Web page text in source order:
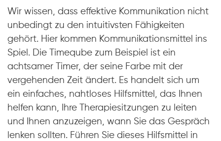
Wir wissen, dass effektive Kommunikation nicht
unbedingt zu den intuitivsten Fähigkeiten
gehört. Hier kommen Kommunikationsmittel ins
Spiel. Die Timeqube zum Beispiel ist ein
achtsamer Timer, der seine Farbe mit der
vergehenden Zeit ändert. Es handelt sich um
ein einfaches, nahtloses Hilfsmittel, das Ihnen
helfen kann, Ihre Therapiesitzungen zu leiten
und Ihnen anzuzeigen, wann Sie das Gespräch
lenken sollten. Führen Sie dieses Hilfsmittel in